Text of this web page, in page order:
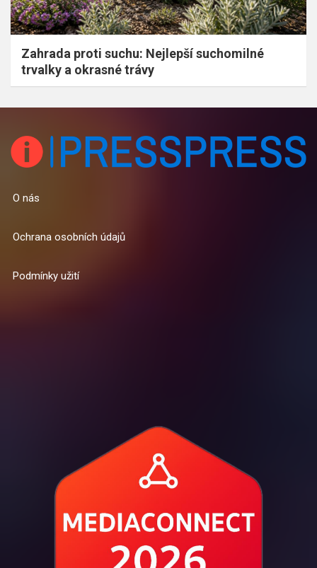
Zahrada proti suchu: Nejlepší suchomilné
trvalky a okrasné trávy
O nás
Ochrana osobních údajů
Podmínky užití